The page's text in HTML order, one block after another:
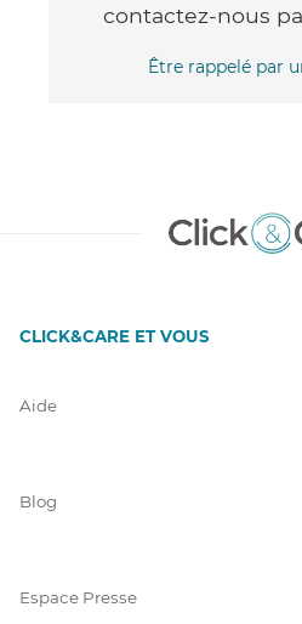
contactez-nous
Être rappelé par
CLICK&CARE ET VOUS
Aide
Blog
Espace Presse